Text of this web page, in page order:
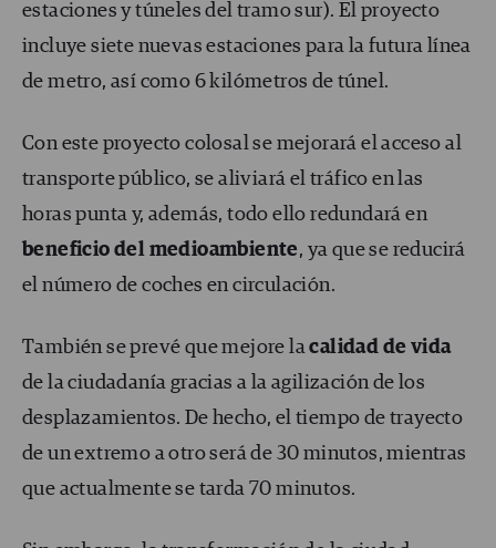
estaciones y túneles del tramo sur). El proyecto
incluye siete nuevas estaciones para la futura línea
de metro, así como 6 kilómetros de túnel.
Con este proyecto colosal se mejorará el acceso al
transporte público, se aliviará el tráfico en las
horas punta y, además, todo ello redundará en
beneficio del medioambiente, ya que se reducirá
el número de coches en circulación.
También se prevé que mejore lacalidad de vida
de la ciudadanía gracias a la agilización de los
desplazamientos. De hecho, el tiempo de trayecto
de un extremo a otro será de 30 minutos, mientras
que actualmente se tarda 70 minutos.